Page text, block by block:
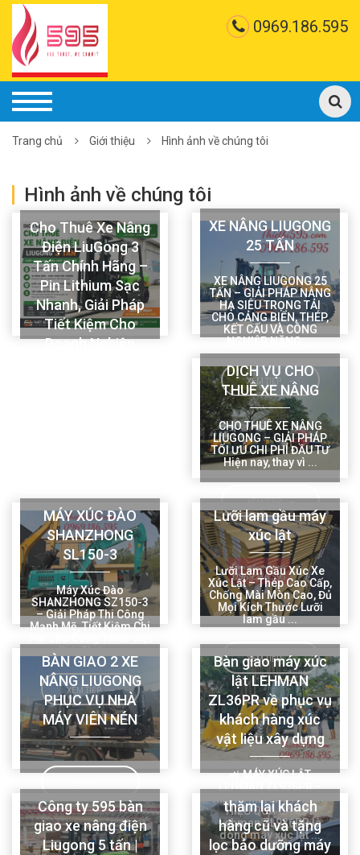
0969.186.595
Trang chủ Giới thiệu Hình ảnh về chúng tôi
Hình ảnh về chúng tôi
Cho Thuê Xe Nâng
Điện LiuGong 3
Tấn Chính Hãng –
Pin Lithium Sạc
Nhanh, Giải Pháp
Tiết Kiệm Cho
Doanh Nghiệp
XE NÂNG LIUGONG
25 TẤN
XE NÂNG LIUGONG 25
TẤN – GIẢI PHÁP NÂNG
HẠ SIÊU TRỌNG TẢI
CHO CẢNG BIỂN, THÉP,
KẾT CẤU VÀ CÔNG
NGHIỆP NẶNG ...
XEM TIẾP
DỊCH VỤ CHO
THUÊ XE NÂNG
CHO THUÊ XE NÂNG
LIUGONG – GIẢI PHÁP
TỐI ƯU CHI PHÍ ĐẦU TƯ
Hiện nay, thay vì ...
MÁY XÚC ĐÀO
SHANZHONG
SL150-3
Máy Xúc Đào
SHANZHONG SZ150-3
– Giải Pháp Thi Công
Mạnh Mẽ, Tiết Kiệm Chi
XEM TIẾP
Lưỡi lam gầu máy
xúc lật
Lưỡi Lam Gầu Xúc Xe
Xúc Lật – Thép Cao Cấp,
Chống Mài Mòn Cao, Đủ
Mọi Kích Thước Lưỡi
lam gầu ...
XEM TIẾP
BÀN GIAO 2 XE
NÂNG LIUGONG
PHỤC VỤ NHÀ
MÁY VIÊN NÉN
Bàn giao máy xúc
lật LEHMAN
ZL36PR về phục vụ
khách hàng xúc
vật liệu xây dựng
🚜 MÁY XÚC LẬT
LEHMAN ZL936PR –
MẠNH MẼ, LINH HOẠT,
HIỆU QUẢ CAO 🚜
Lehman ZL936PR là
dòng máy xúc lật ...
Công ty 595 bàn
giao xe nâng điện
Liugong 5 tấn |
thăm lại khách
hàng cũ và tặng
lọc bảo dưỡng máy